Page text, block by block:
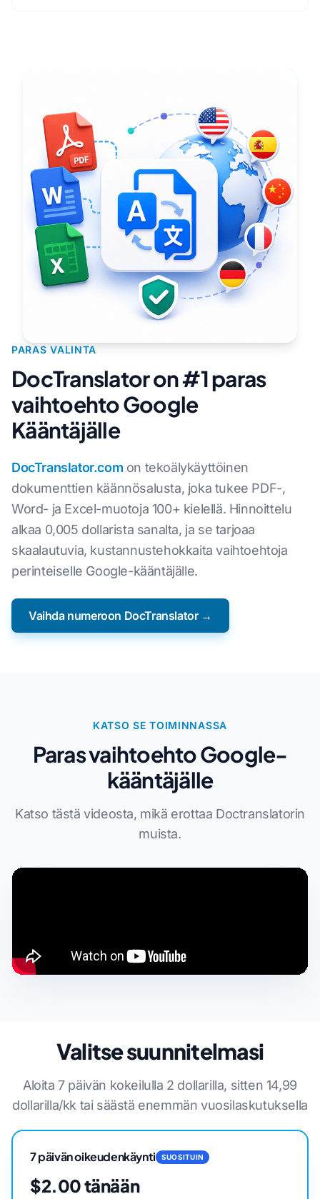
PARAS VALINTA
DocTranslator on #1 paras
vaihtoehto Google
Kääntäjälle
DocTranslator.com on tekoälykäyttöinen
dokumenttien käännösalusta, joka tukee PDF-,
Word- ja Excel-muotoja 100+ kielellä. Hinnoittelu
alkaa 0,005 dollarista sanalta, ja se tarjoaa
skaalautuvia, kustannustehokkaita vaihtoehtoja
perinteiselle Google-kääntäjälle.
Vaihda numeroon DocTranslator →
KATSO SE TOIMINNASSA
Paras vaihtoehto Google-
kääntäjälle
Katso tästä videosta, mikä erottaa Doctranslatorin
muista.
Valitse suunnitelmasi
Aloita 7 päivän kokeilulla 2 dollarilla, sitten 14,99
dollarilla/kk tai säästä enemmän vuosilaskutuksella
7 päivän oikeudenkäynti SUOSITUIN
$2.00 tänään